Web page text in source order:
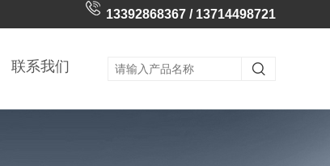
13392868367 / 13714498721
联系我们